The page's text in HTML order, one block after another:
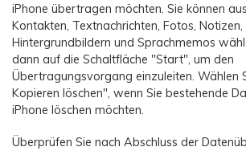
iPhone übertragen möchten. Sie können
Kontakten, Textnachrichten, Fotos,
Hintergrundbildern und Sprachmemos
dann auf die Schaltfläche "Start", um den
Übertragungsvorgang einzuleiten. Wählen
Kopieren löschen", wenn Sie bestehende
iPhone löschen möchten.
Überprüfen Sie nach Abschluss der